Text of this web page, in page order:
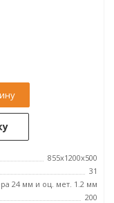
855x1200x500
31
24 мм и оц. мет. 1.2 мм
200